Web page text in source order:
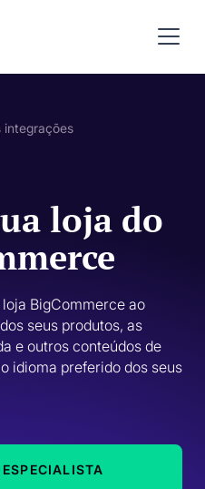
integrações
loja do
BigCommerce ao
seus produtos, as
e outros conteúdos de
idioma preferido dos seus